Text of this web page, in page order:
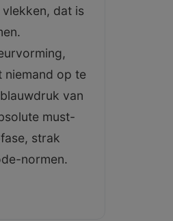
dat is
niemand op te
van
must-
strak
normen.